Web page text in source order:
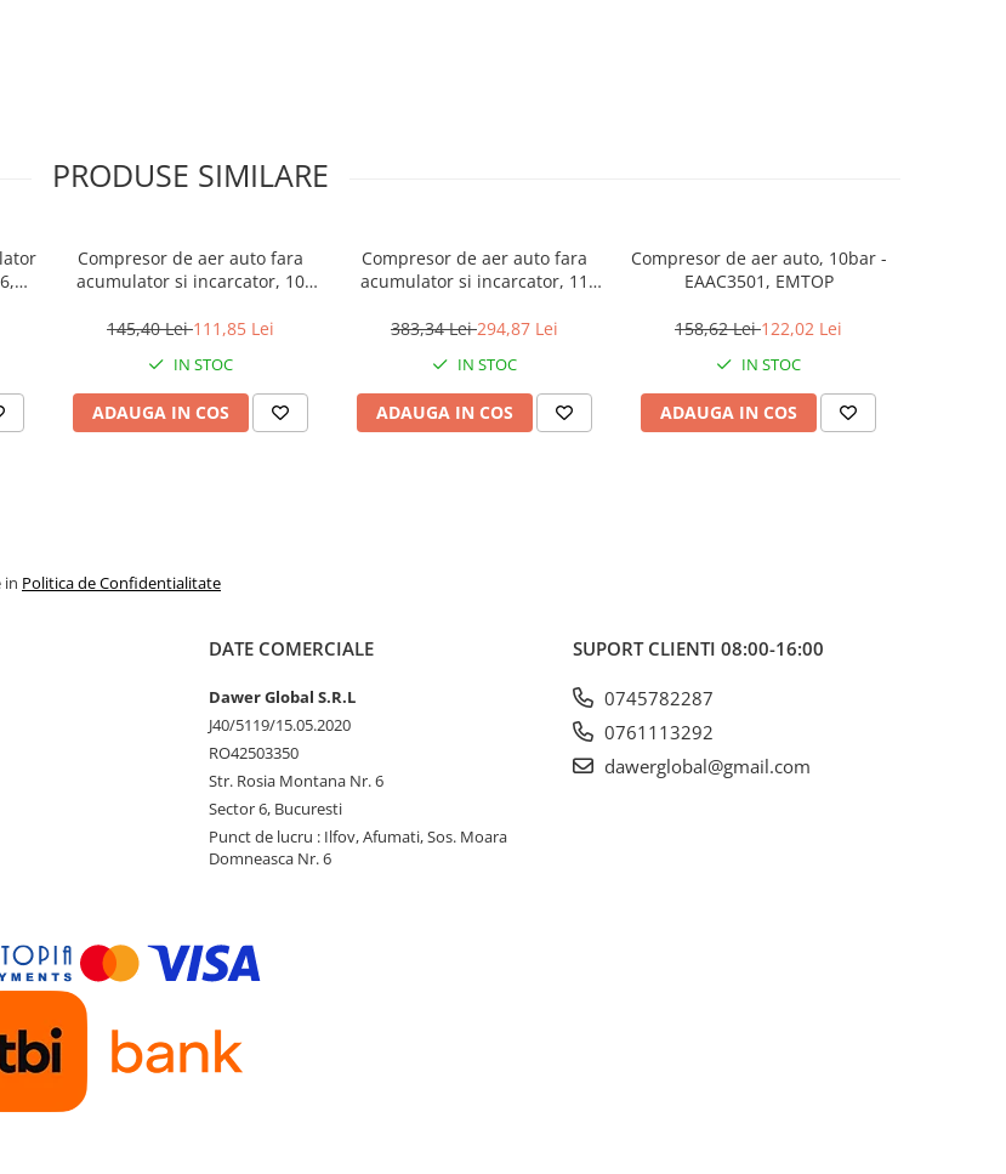
PRODUSE SIMILARE
Compresor de aer auto fara
acumulator si incarcator, 10
145,40 Lei111,85 Lei
IN STOC
ADAUGA IN COS
Compresor de aer auto fara
acumulator si incarcator, 11
383,34 Lei294,87 Lei
IN STOC
ADAUGA IN COS
Compresor de aer auto, 10bar -
EAAC3501, EMTOP
158,62 Lei122,02 Lei
IN STOC
ADAUGA IN COS
in Politica de Confidentialitate
DATE COMERCIALE
Dawer Global S.R.L
J40/5119/15.05.2020
RO42503350
Str. Rosia Montana Nr. 6
Sector 6, Bucuresti
Punct de lucru : Ilfov, Afumati, Sos. Moara
Domneasca Nr. 6
SUPORT CLIENTI 08:00-16:00
0745782287
0761113292
dawerglobal@gmail.com